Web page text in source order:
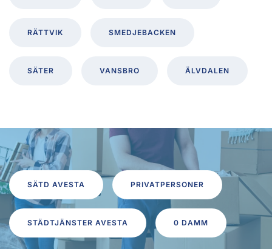
RÄTTVIK SMEDJEBACKEN
SÄTER VANSBRO ÄLVDALEN
SÄTD AVESTA PRIVATPERSONER
STÄDTJÄNSTER AVESTA 0 DAMM